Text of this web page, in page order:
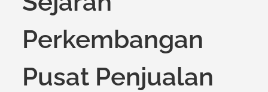
Perkembangan
Pusat Penjualan